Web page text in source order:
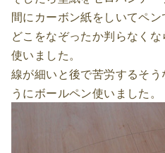
間にカーボン紙をしいてペン
どこをなぞったか判らなく
使いました。
線が細いと後で苦労するそ
うにボールペン使いました。